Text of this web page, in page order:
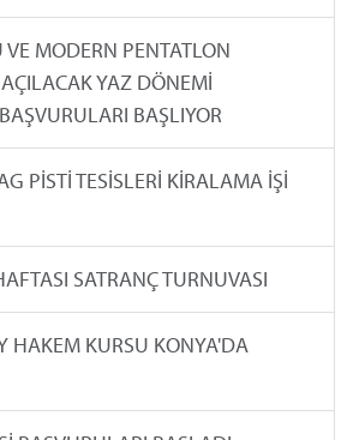
MODERN PENTATLON
YAZ DÖNEMİ
BAŞLIYOR
PİSTİ TESİSLERİ KİRALAMA İŞİ
SATRANÇ TURNUVASI
HAKEM KURSU KONYA'DA